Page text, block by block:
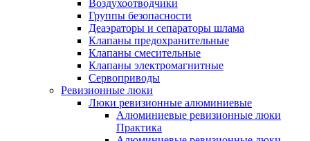
Воздухоотводчики
Группы безопасности
Деаэраторы и сепараторы шлама
Клапаны предохранительные
Клапаны смесительные
Клапаны электромагнитные
Сервоприводы
Ревизионные люки
Люки ревизионные алюминиевые
Алюминиевые ревизионные люки
Практика